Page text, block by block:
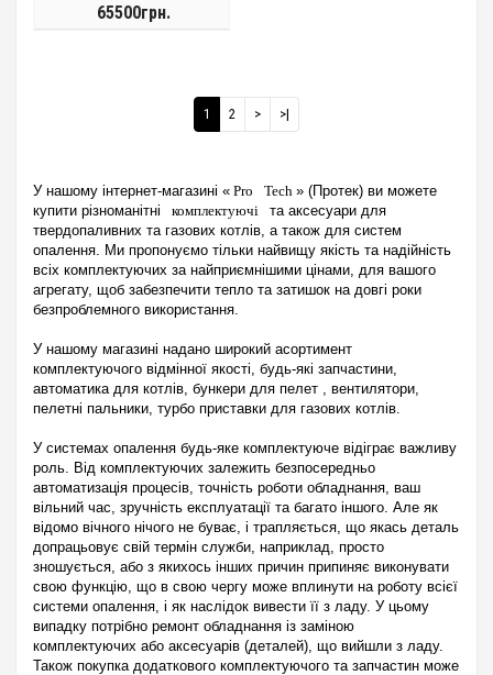
65500грн.
1 2 > >|
У нашому інтернет-магазині « Pro Tech » (Протек) ви можете
купити різноманітні
комплектуючі
та аксесуари для
твердопаливних та газових котлів, а також для систем
опалення. Ми пропонуємо тільки найвищу якість та надійність
всіх комплектуючих за найприємнішими цінами, для вашого
агрегату, щоб забезпечити тепло та затишок на довгі роки
безпроблемного використання.
У нашому магазині надано широкий асортимент
комплектуючого відмінної якості, будь-які запчастини,
автоматика для котлів, бункери для пелет , вентилятори,
пелетні пальники, турбо приставки для газових котлів.
У системах опалення будь-яке комплектуюче відіграє важливу
роль. Від комплектуючих залежить безпосередньо
автоматизація процесів, точність роботи обладнання, ваш
вільний час, зручність експлуатації та багато іншого. Але як
відомо вічного нічого не буває, і трапляється, що якась деталь
допрацьовує свій термін служби, наприклад, просто
зношується, або з якихось інших причин припиняє виконувати
свою функцію, що в свою чергу може вплинути на роботу всієї
системи опалення, і як наслідок вивести її з ладу. У цьому
випадку потрібно ремонт обладнання із заміною
комплектуючих або аксесуарів (деталей), що вийшли з ладу.
Також покупка додаткового комплектуючого та запчастин може